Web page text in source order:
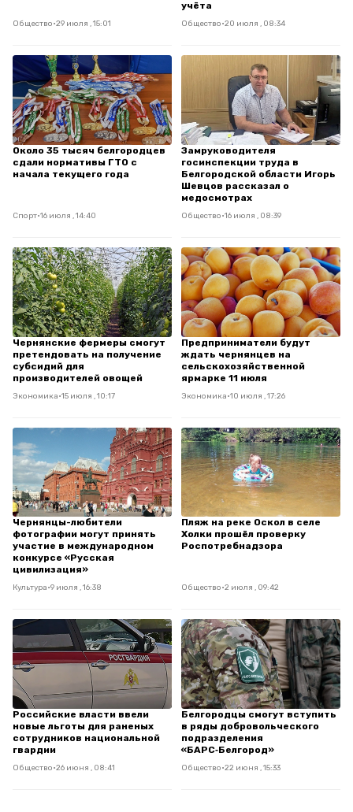
Общество•29 июля , 15:01
учёта
Общество•20 июля , 08:34
Около 35 тысяч белгородцев
сдали нормативы ГТО с
начала текущего года
Спорт•16 июля , 14:40
Замруководителя
госинспекции труда в
Белгородской области Игорь
Шевцов рассказал о
медосмотрах
Общество•16 июля , 08:39
Чернянские фермеры смогут
претендовать на получение
субсидий для
производителей овощей
Экономика•15 июля , 10:17
Предприниматели будут
ждать чернянцев на
сельскохозяйственной
ярмарке 11 июля
Экономика•10 июля , 17:26
Чернянцы-любители
фотографии могут принять
участие в международном
конкурсе «Русская
цивилизация»
Культура•9 июля , 16:38
Пляж на реке Оскол в селе
Холки прошёл проверку
Роспотребнадзора
Общество•2 июля , 09:42
Российские власти ввели
новые льготы для раненых
сотрудников национальной
гвардии
Общество•26 июня , 08:41
Белгородцы смогут вступить
в ряды добровольческого
подразделения
«БАРС‑Белгород»
Общество•22 июня , 15:33